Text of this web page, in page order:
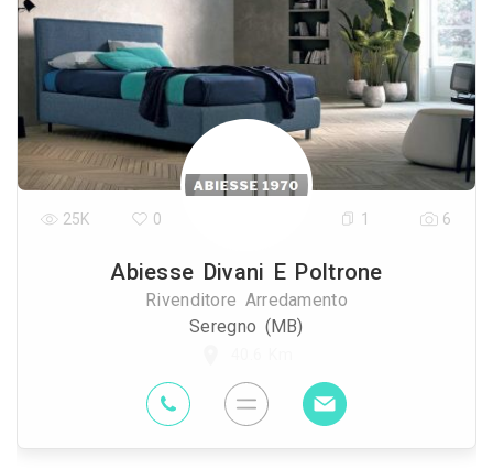
Abiesse Divani E Poltrone
Rivenditore Arredamento
Seregno (MB)
25K 0 1 6